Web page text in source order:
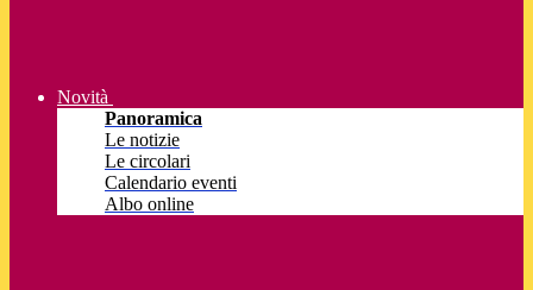
Novità
Panoramica
Le notizie
Le circolari
Calendario eventi
Albo online